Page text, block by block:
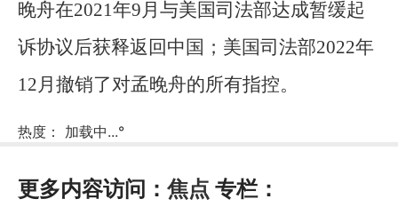
晚舟在2021年9月与美国司法部达成暂缓起
诉协议后获释返回中国；美国司法部2022年
12月撤销了对孟晚舟的所有指控。
热度： 加载中...°
更多内容访问： 焦点 专栏：